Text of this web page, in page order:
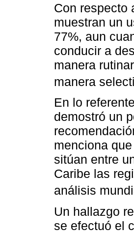
Con respecto
muestran un
77%, aun
conducir a
manera
manera
En lo
demostró un
menciona
sitúan entre
Caribe las
análisis
Un hallazgo
se efectuó el